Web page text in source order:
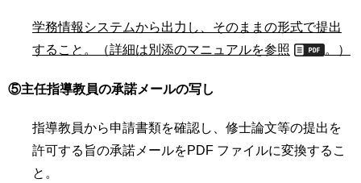
学務情報システムから出力し、そのままの形式で提出
すること。（詳細は別添のマニュアルを参照 。）
⑤主任指導教員の承諾メールの写し
指導教員から申請書類を確認し、修士論文等の提出を
許可する旨の承諾メールをPDF ファイルに変換するこ
と。